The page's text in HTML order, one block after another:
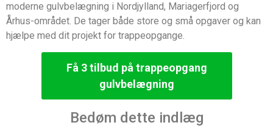
moderne gulvbelægning i Nordjylland, Mariagerfjord og
Århus-området. De tager både store og små opgaver og kan
hjælpe med dit projekt for trappeopgange.
Få 3 tilbud på trappeopgang
gulvbelægning
Bedøm dette indlæg